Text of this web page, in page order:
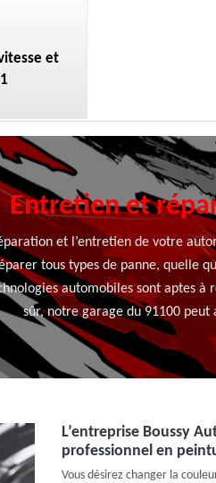
et
Entretien et
et l’entretien de votre
tous types de panne, quelle
automobiles sont aptes
sûr, notre garage du 91100
L’entreprise Boussy
professionnel en
Vous désirez changer la